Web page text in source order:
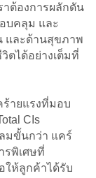
าต้องการผลักดัน
บคลุม และ
และด้านสุขภาพ
ตได้อย่างเต็มที่
ร้ายแรงที่มอบ
CIs
มขั้นกว่า แคร์
รพิเศษที่
ให้ลูกค้าได้รับ